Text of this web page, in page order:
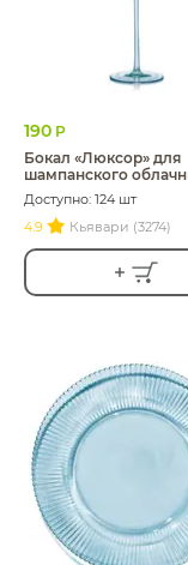
190 Р
Бокал «Люксор» для
шампанского
Доступно: 124 шт
4.9
Кьявари (3274)